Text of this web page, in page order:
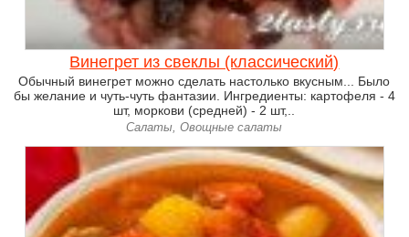
Винегрет из свеклы (классический)
Обычный винегрет можно сделать настолько вкусным... Было
бы желание и чуть-чуть фантазии. Ингредиенты: картофеля - 4
шт, моркови (средней) - 2 шт,..
Салаты, Овощные салаты